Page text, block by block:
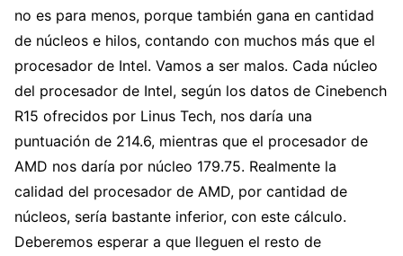
no es para menos, porque también gana en cantidad
de núcleos e hilos, contando con muchos más que el
procesador de Intel. Vamos a ser malos. Cada núcleo
del procesador de Intel, según los datos de Cinebench
R15 ofrecidos por Linus Tech, nos daría una
puntuación de 214.6, mientras que el procesador de
AMD nos daría por núcleo 179.75. Realmente la
calidad del procesador de AMD, por cantidad de
núcleos, sería bastante inferior, con este cálculo.
Deberemos esperar a que lleguen el resto de